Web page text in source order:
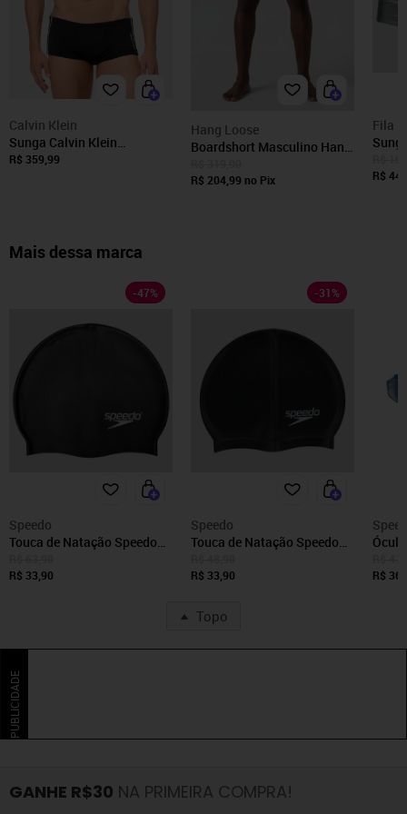
Calvin Klein
Sunga Calvin Klein
Swimwear Gorgurão Stripes
R$ 359,99
Hang Loose
Boardshort Masculino Hang
R$ 204,99 no Pix
Fila
R$
Mais dessa marca
-47%
Speedo
Touca de Natação Speedo
R$ 33,90
-31 %
Speedo
Touca de Natação Speedo
R$ 33,90
R$
Topo
PUBLICIDADE
GANHE R$30 NA PRIMEIRA COMPRA!